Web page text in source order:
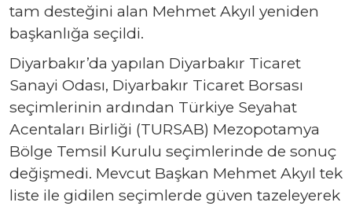
tam desteğini alan Mehmet Akyıl yeniden
başkanlığa seçildi.
Diyarbakır’da yapılan Diyarbakır Ticaret
Sanayi Odası, Diyarbakır Ticaret Borsası
seçimlerinin ardından Türkiye Seyahat
Acentaları Birliği (TURSAB) Mezopotamya
Bölge Temsil Kurulu seçimlerinde de sonuç
değişmedi. Mevcut Başkan Mehmet Akyıl tek
liste ile gidilen seçimlerde güven tazeleyerek